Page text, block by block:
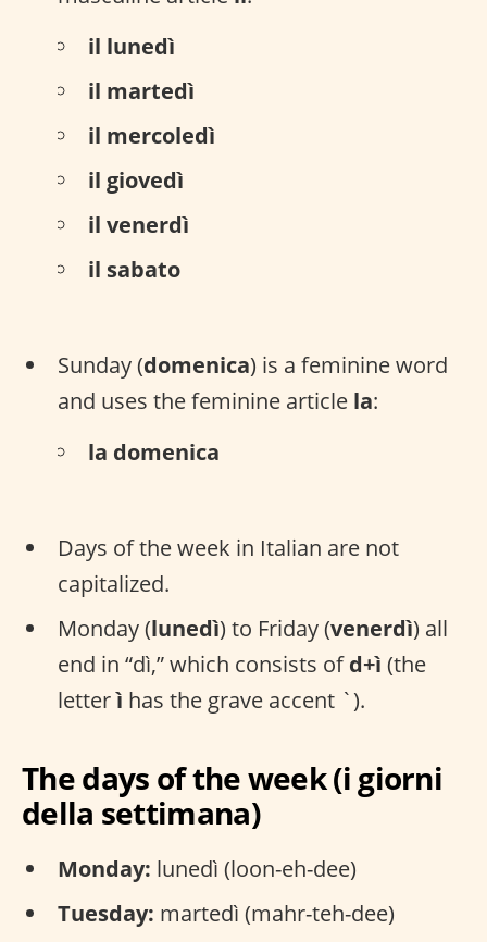
il lunedì
il martedì
il mercoledì
il giovedì
il venerdì
il sabato
Sunday (domenica) is a feminine word
and uses the feminine article la:
la domenica
Days of the week in Italian are not
capitalized.
Monday (lunedì) to Friday (venerdì) all
end in “dì,” which consists ofd+ì (the
letterì has the grave accent `).
The days of the week (i giorni
della settimana)
Monday: lunedì (loon-eh-dee)
Tuesday: martedì (mahr-teh-dee)